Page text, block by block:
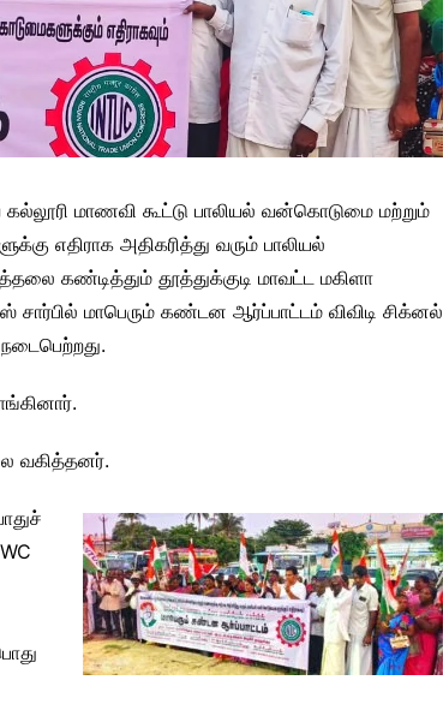
மாணவி கூட்டு பாலியல் வன்கொடுமை மற்றும்
எதிராக அதிகரித்து வரும் பாலியல்
கண்டித்தும் தூத்துக்குடி மாவட்ட மகிளா
சார்பில் மாபெரும் கண்டன ஆர்ப்பாட்டம் விவிடி சிக்னல்
வகித்தனர்.